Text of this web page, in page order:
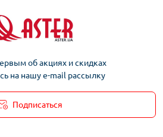
об акциях и скидках
на нашу e-mail рассылку
Подписаться